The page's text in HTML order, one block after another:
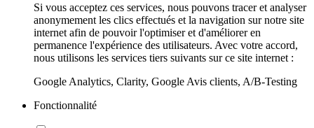
Si vous acceptez ces services, nous pouvons tracer et analyser
anonymement les clics effectués et la navigation sur notre site
internet afin de pouvoir l'optimiser et d'améliorer en
permanence l'expérience des utilisateurs. Avec votre accord,
nous utilisons les services tiers suivants sur ce site internet :
Google Analytics, Clarity, Google Avis clients, A/B-Testing
Fonctionnalité